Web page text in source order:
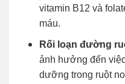
vitamin B12 và
máu.
Rối loạn đường
ảnh hưởng đến
dưỡng trong ruột